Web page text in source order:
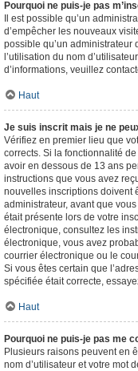
Pourquoi ne puis-je pas
Il est possible qu’un
d’empêcher les nouveaux
possible qu’un administrateur
l’utilisation du nom
d’informations, veuillez
Haut
Je suis inscrit mais je ne
Vérifiez en premier lieu que
corrects. Si la fonctionnalité
avoir en dessous de 13 ans
instructions que vous avez
nouvelles inscriptions doivent
administrateur, avant que
était présente lors de votre
électronique, consultez les
électronique, vous avez
courrier électronique ou le
Si vous êtes certain que
spécifiée était correcte,
Haut
Pourquoi ne puis-je pas me
Plusieurs raisons peuvent en
nom d’utilisateur et votre mot